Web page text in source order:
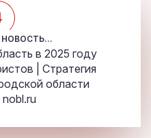
в 2025 году
| Стратегия
области
nobl.ru